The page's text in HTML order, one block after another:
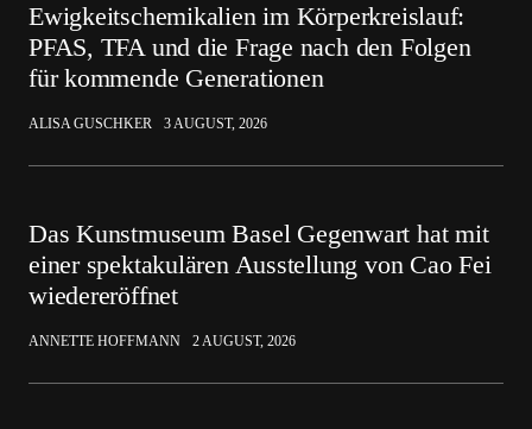
Ewigkeitschemikalien im Körperkreislauf:
PFAS, TFA und die Frage nach den Folgen
für kommende Generationen
ALISA GUSCHKER 3 AUGUST, 2026
Das Kunstmuseum Basel Gegenwart hat mit
einer spektakulären Ausstellung von Cao Fei
wiedereröffnet
ANNETTE HOFFMANN 2 AUGUST, 2026